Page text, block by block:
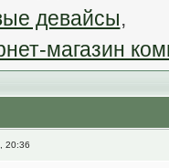
девайсы,
магазин
20:36